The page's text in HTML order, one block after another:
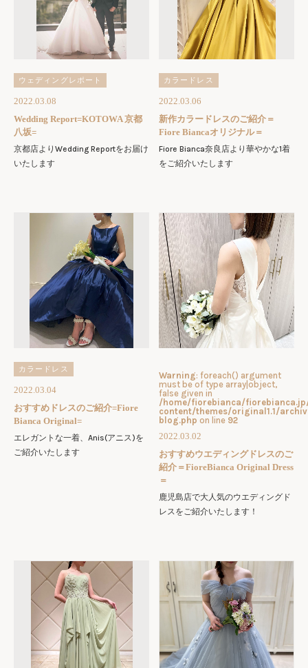
ウェディングレポート
2022.03.08
Wedding Report=KOTOWA 京都
八坂=
京都店よりWedding Reportをお届け
いたします
カラードレス
2022.03.06
新作カラードレスのご紹介＝
Fiore Biancaオリジナル＝
Fiore Bianca奈良店より華やかな1着
をご紹介いたします
カラードレス
2022.03.04
おすすめドレスのご紹介=Fiore
Bianca Original=
エレガントな一着、Anis(アニス)を
ご紹介いたします
Warning: foreach() argument
must be of type array|object,
false given in
/home/fiorebianca/
content/themes/original1.1/
blog.php on line 92
2022.03.02
おすすめウエディングドレスのご
紹介＝FioreBianca Original Dress
＝
鹿児島店で大人気のウエディングド
レスをご紹介いたします！